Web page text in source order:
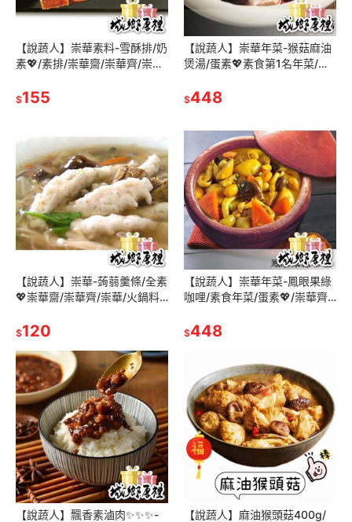
【說蔬人】崇華素料-雪酥排/奶
素💖/素排/崇華齋/崇華齊/崇華/
食冷凍/冷凍素食料理
$155
【說蔬人】崇華年菜-猴菇麻油
煲湯/蛋素💖素食第1名年菜/崇
溫素食/素食冷凍/年菜必備
$448
【說蔬人】崇華-蒟蒻羹條/全素
💖崇華齋/崇華齊/崇華/火鍋料/
蒟蒻年貨
$120
【說蔬人】崇華年菜-鳳眼果綠
咖哩/素食年菜/蛋素💖/崇華齊/
凍/冷凍素食料理/素食咖哩
$448
【說蔬人】飄香素滷肉✨✨✨-
【說蔬人】麻油猴頭菇400g/